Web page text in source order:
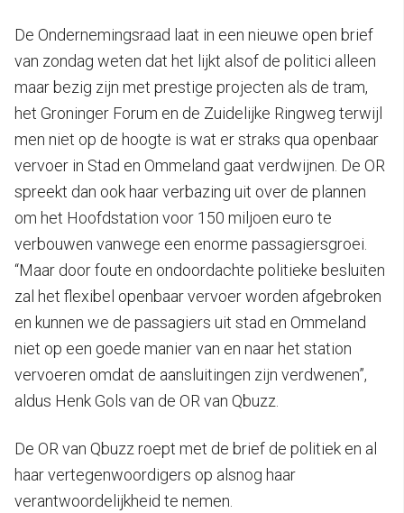
De Ondernemingsraad laat in een nieuwe open brief
van zondag weten dat het lijkt alsof de politici alleen
maar bezig zijn met prestige projecten als de tram,
het Groninger Forum en de Zuidelijke Ringweg terwijl
men niet op de hoogte is wat er straks qua openbaar
vervoer in Stad en Ommeland gaat verdwijnen. De OR
spreekt dan ook haar verbazing uit over de plannen
om het Hoofdstation voor 150 miljoen euro te
verbouwen vanwege een enorme passagiersgroei.
“Maar door foute en ondoordachte politieke besluiten
zal het flexibel openbaar vervoer worden afgebroken
en kunnen we de passagiers uit stad en Ommeland
niet op een goede manier van en naar het station
vervoeren omdat de aansluitingen zijn verdwenen”,
aldus Henk Gols van de OR van Qbuzz.
De OR van Qbuzz roept met de brief de politiek en al
haar vertegenwoordigers op alsnog haar
verantwoordelijkheid te nemen.